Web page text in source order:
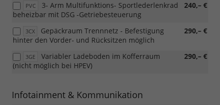
PVC 240,– €
3- Arm Multifunktions- Sportlederlenkrad
beheizbar mit DSG -Getriebesteuerung
3CX 290,– €
Gepäckraum Trennnetz - Befestigung
hinter den Vorder- und Rücksitzen möglich
3GE 290,– €
Variabler Ladeboden im Kofferraum
(nicht möglich bei HPEV)
Infotainment & Kommunikation